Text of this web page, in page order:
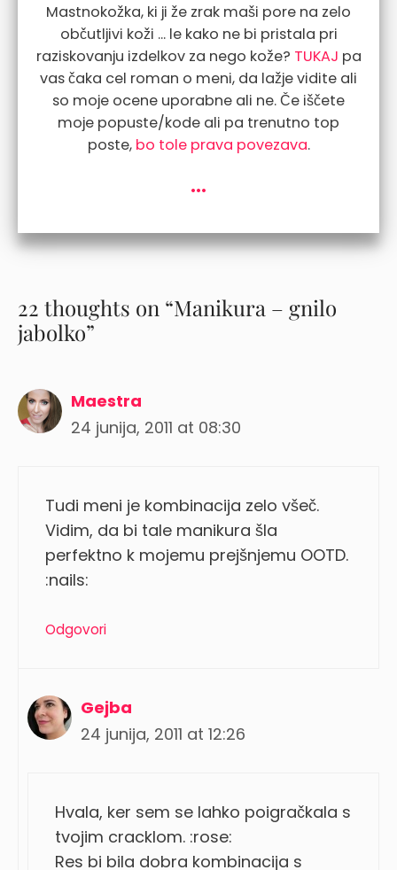
Mastnokožka, ki ji že zrak maši pore na zelo
občutljivi koži ... le kako ne bi pristala pri
raziskovanju izdelkov za nego kože? TUKAJ pa
vas čaka cel roman o meni, da lažje vidite ali
so moje ocene uporabne ali ne. Če iščete
moje popuste/kode ali pa trenutno top
poste, bo tole prava povezava.
...
22 thoughts on “Manikura – gnilo
jabolko”
Maestra
24 junija, 2011 at 08:30
Tudi meni je kombinacija zelo všeč.
Vidim, da bi tale manikura šla
perfektno k mojemu prejšnjemu OOTD.
:nails:
Odgovori
Gejba
24 junija, 2011 at 12:26
Hvala, ker sem se lahko poigračkala s
tvojim cracklom. :rose:
Res bi bila dobra kombinacija s